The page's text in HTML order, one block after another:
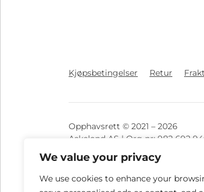
We value your privacy
We use cookies to enhance your
Kjøpsbetingelser Retur
Opphavsrett © 2021 – 2026
Askeland AS | Org nr: 982 692
Vi tar forbehold ved eventuelle